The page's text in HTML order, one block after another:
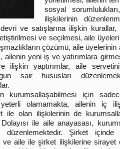
sosyal
ilişkilerinin
ve satışlarına ilişkin
ve seçilmesi, aile üyeleri
çözümü, aile
ailenin yeni iş ve yatırımlara
ilişkin yaptırımlar, aile
sair hususları
kurumsallaşabilmesi için
olamamakta, ailenin iç
ile olan ilişkilerinin de
ile aile anayasası,
düzenlemektedir. Şirket
ve aile ile şirket ilişkilerine sirayet